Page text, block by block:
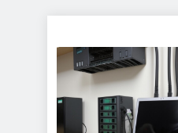
содержимому